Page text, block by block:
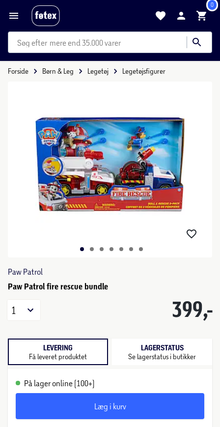
0
mere end 35.000 varer
Forside Børn & Leg Legetøj Legetøjsfigurer
Paw Patrol
Paw Patrol fire rescue bundle
399,-
1
LEVERING
Få leveret produktet
LAGERSTATUS
Se lagerstatus i butikker
På lager online (100+)
Læg i kurv